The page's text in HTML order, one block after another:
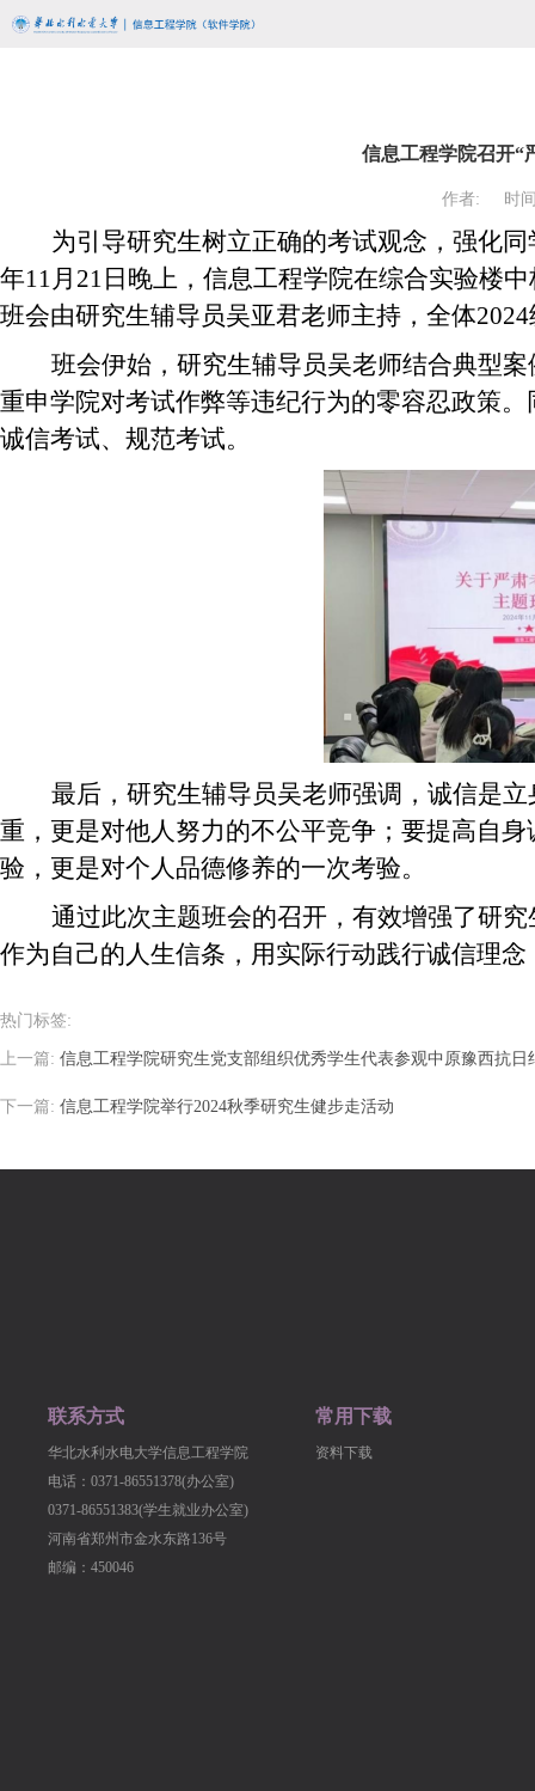
信息工程学院召开“
作者: 时
为引导研究生树立正确的考试观念，强化
年11月21日晚上，信息工程学院在综合实验楼
班会由研究生辅导员吴亚君老师主持，全体
班会伊始，研究生辅导员吴老师结合典型
重申学院对考试作弊等违纪行为的零容忍政策
诚信考试、规范考试。
最后，研究生辅导员吴老师强调， 诚信是立
重，更是对他人努力的不公平竞争 ；要提高自
验，更是对个人品德修养的一次考验。
通过此次主题班会的召开， 有效增强了研究
作为自己的人生信条，用实际行动践行诚信理念
热门标签:
上一篇: 信息工程学院研究生党支部组织优秀学生代表参观中原豫西抗日
下一篇: 信息工程学院举行2024秋季研究生健步走活动
联系方式
华北水利水电大学信息工程学院
电话：0371-86551378(办公室)
0371-86551383(学生就业办公室)
河南省郑州市金水东路136号
邮编：450046
常用下载
资料下载